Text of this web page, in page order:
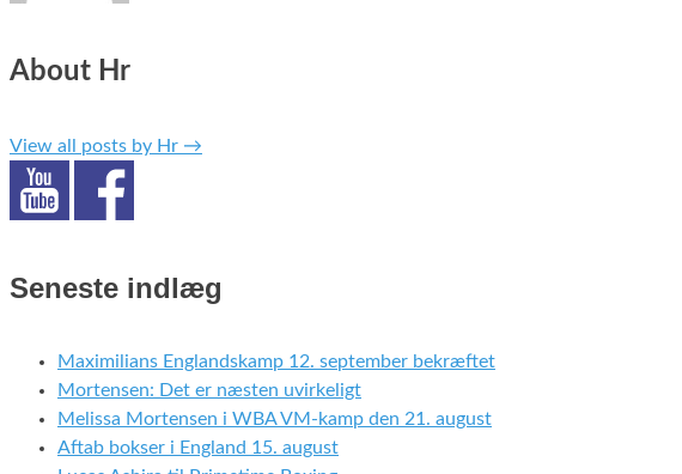
About Hr
View all posts by Hr →
Seneste indlæg
Maximilians Englandskamp 12. september bekræftet
Mortensen: Det er næsten uvirkeligt
Melissa Mortensen i WBA VM-kamp den 21. august
Aftab bokser i England 15. august